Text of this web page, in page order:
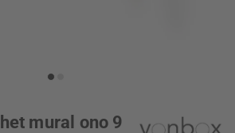
mural ono 9